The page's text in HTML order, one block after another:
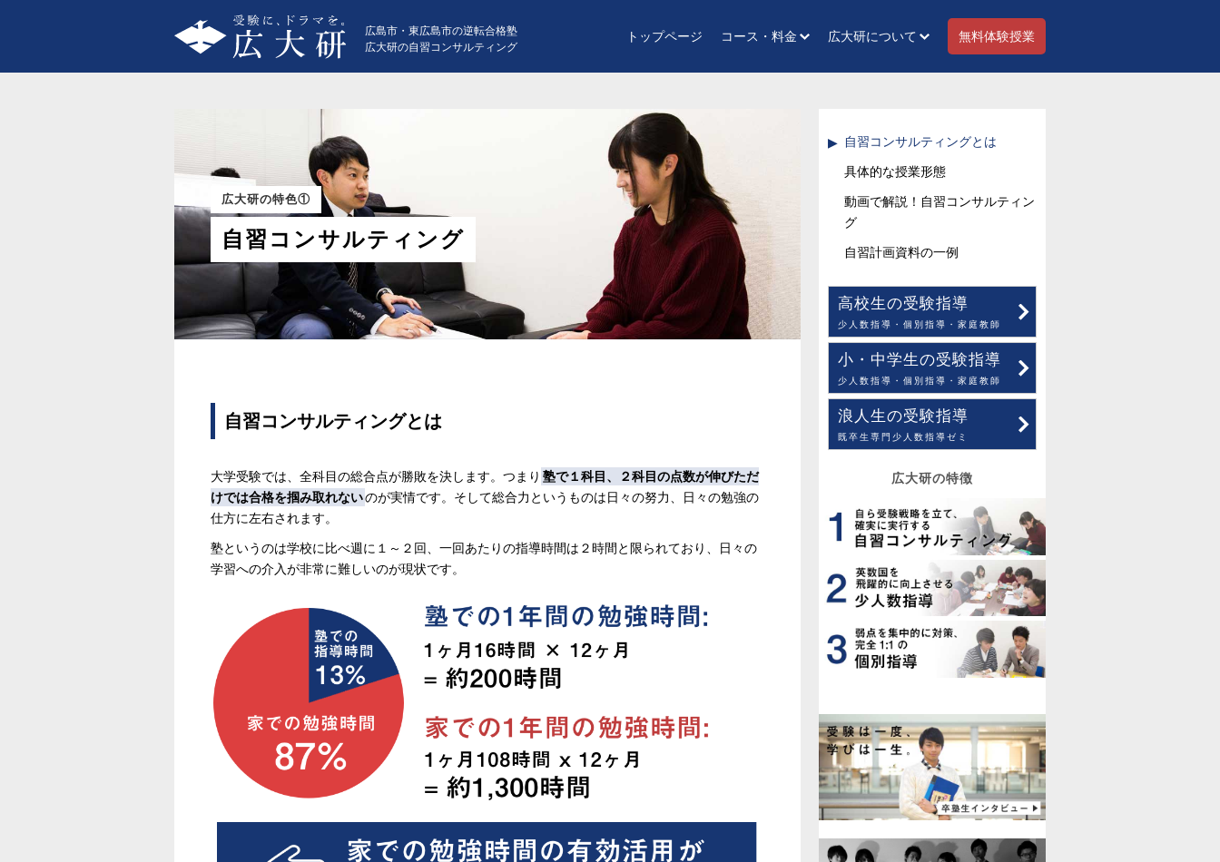
広島市・東広島市の逆転合格塾
広大研の自習コンサルティング
トップページ コース・料金 広大研について 無料体験授業
広大研の特色①
自習コンサルティング
自習コンサルティングとは
大学受験では、全科目の総合点が勝敗を決します。つまり 塾で１科目、２科目の点数が伸びただ
けでは合格を掴み取れないのが実情です。そして総合力というものは日々の努力、日々の勉強の
仕方に左右されます。
塾というのは学校に比べ週に１～２回、一回あたりの指導時間は２時間と限られており、日々の
学習への介入が非常に難しいのが現状です。
自習コンサルティングとは
具体的な授業形態
動画で解説！自習コンサルティン
グ
自習計画資料の一例
高校生の受験指導
少人数指導・個別指導・家庭教師
小・中学生の受験指導
少人数指導・個別指導・家庭教師
浪人生の受験指導
既卒生専門少人数指導ゼミ
広大研の特徴